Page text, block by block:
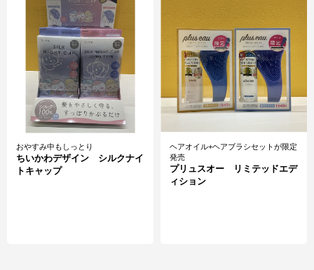
おやすみ中もしっとり
ちいかわデザイン シルクナイ
トキャップ
ヘアオイル+ヘアブラシセットが限定
発売
プリュスオー リミテッドエデ
ィション